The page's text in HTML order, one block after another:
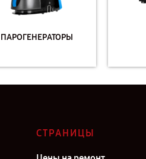
ПАРОГЕНЕРАТОРЫ
СТРАНИЦЫ